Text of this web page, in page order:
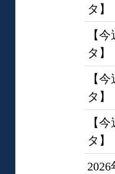
タ】
【
タ】
【
タ】
【
タ】